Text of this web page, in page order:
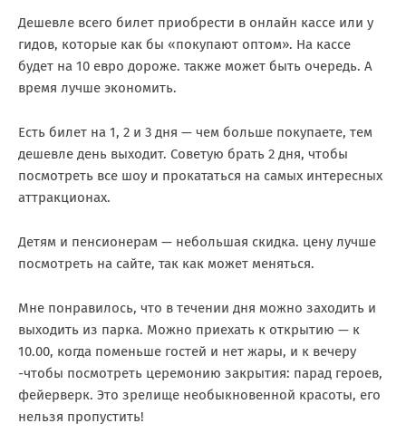
Дешевле всего билет приобрести в онлайн кассе или у
гидов, которые как бы «покупают оптом». На кассе
будет на 10 евро дороже. также может быть очередь. А
время лучше экономить.
Есть билет на 1, 2 и 3 дня — чем больше покупаете, тем
дешевле день выходит. Советую брать 2 дня, чтобы
посмотреть все шоу и прокататься на самых интересных
аттракционах.
Детям и пенсионерам — небольшая скидка. цену лучше
посмотреть на сайте, так как может меняться.
Мне понравилось, что в течении дня можно заходить и
выходить из парка. Можно приехать к открытию — к
10.00, когда поменьше гостей и нет жары, и к вечеру
-чтобы посмотреть церемонию закрытия: парад героев,
фейерверк. Это зрелище необыкновенной красоты, его
нельзя пропустить!